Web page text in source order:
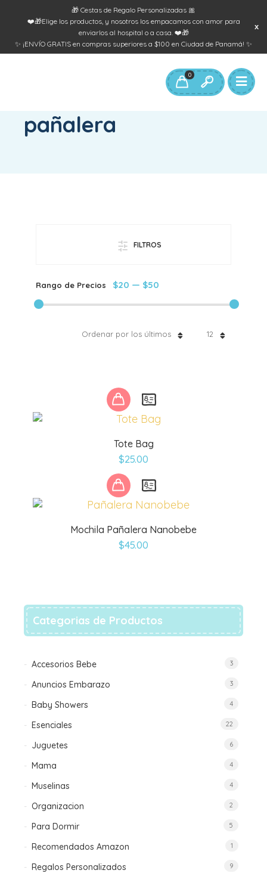
🎁 Cestas de Regalo Personalizadas 🎀
❤️🎁Elige los productos, y nosotros los empacamos con amor para
enviarlos al hospital o a casa. ❤️🎁
✨ ¡ENVÍO GRATIS en compras superiores a $100 en Ciudad de Panamá! ✨
0
PRODUCTOS ETIQUETADOS “PAÑALERA”
pañalera
FILTROS
Rango de Precios $20 — $50
12
Ordenar por los últimos
Tote Bag
$25.00
Este
producto
tiene
variantes.
Las
opciones
se
pueden
en
la
Mochila Pañalera Nanobebe
$45.00
Categorias de Productos
Accesorios Bebe 3
Anuncios Embarazo 3
Baby Showers 4
Esenciales 22
Juguetes 6
Mama 4
Muselinas 4
Organizacion 2
Para Dormir 5
Recomendados Amazon 1
Regalos Personalizados 9